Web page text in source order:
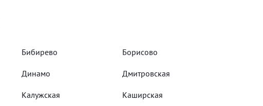
Бибирево Борисово
Динамо Дмитровская
Калужская Каширская